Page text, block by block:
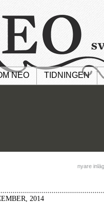
NEO TIDNINGEN
nyare
2014